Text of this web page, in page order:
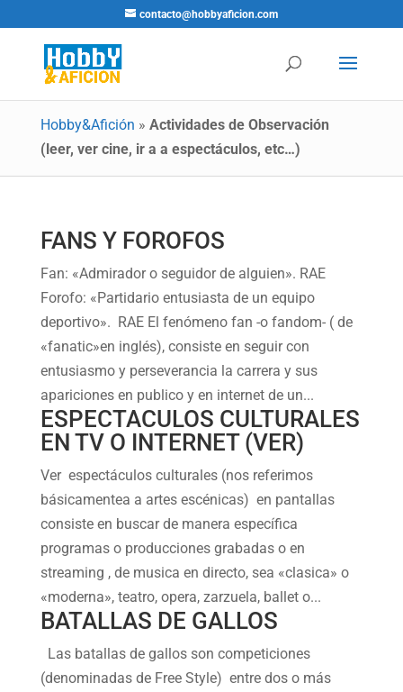
contacto@hobbyaficion.com
Hobby&Afición » Actividades de Observación
(leer, ver cine, ir a a espectáculos, etc…)
FANS Y FOROFOS
Fan: «Admirador o seguidor de alguien». RAE
Forofo: «Partidario entusiasta de un equipo
deportivo». RAE El fenómeno fan -o fandom- ( de
«fanatic»en inglés), consiste en seguir con
entusiasmo y perseverancia la carrera y sus
apariciones en publico y en internet de un...
ESPECTACULOS CULTURALES
EN TV O INTERNET (VER)
Ver espectáculos culturales (nos referimos
básicamentea a artes escénicas) en pantallas
consiste en buscar de manera específica
programas o producciones grabadas o en
streaming , de musica en directo, sea «clasica» o
«moderna», teatro, opera, zarzuela, ballet o...
BATALLAS DE GALLOS
Las batallas de gallos son competiciones
(denominadas de Free Style) entre dos o más